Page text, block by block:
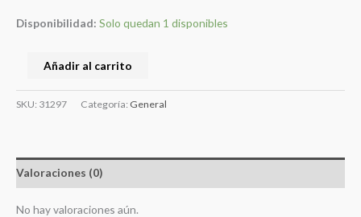
Disponibilidad: Solo quedan 1 disponibles
Acido
cantidad
Añadir al carrito
SKU: 31297 Categoría: General
Valoraciones (0)
No hay valoraciones aún.